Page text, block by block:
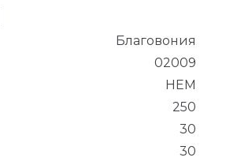
Благовония
02009
HEM
250
30
30